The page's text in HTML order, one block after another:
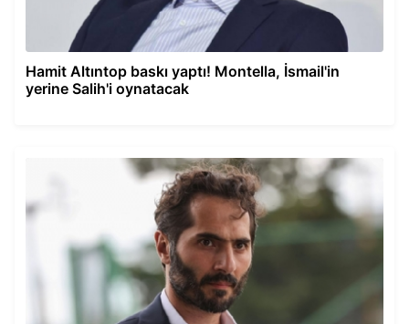
Hamit Altıntop baskı yaptı! Montella, İsmail'in
yerine Salih'i oynatacak